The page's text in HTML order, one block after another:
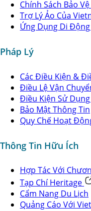
Chính Sách Bảo
Trợ Lý Ảo Của
Ứng Dụng Di Động
Pháp Lý
Các Điều Kiện &
Điều Lệ Vận
Điều Kiện Sử
Bảo Mật Thông Tin
Quy Chế Hoạt
Thông Tin Hữu Ích
Hợp Tác Với
Tạp Chí Heritage
Cẩm Nang Du Lịch
Quảng Cáo Với